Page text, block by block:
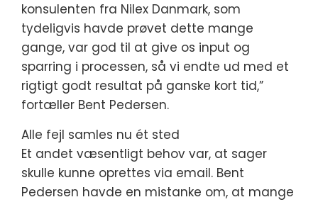
konsulenten fra Nilex Danmark, som
tydeligvis havde prøvet dette mange
gange, var god til at give os input og
sparring i processen, så vi endte ud med et
rigtigt godt resultat på ganske kort tid,”
fortæller Bent Pedersen.
Alle fejl samles nu ét sted
Et andet væsentligt behov var, at sager
skulle kunne oprettes via email. Bent
Pedersen havde en mistanke om, at mange